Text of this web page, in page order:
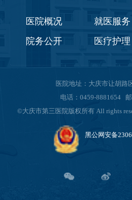
医院概况 就医服务
院务公开
医疗护理
医院地址：大庆市让胡路
电话：0459-8881654
©大庆市第三医院版权所有 All rights
黑公网安备